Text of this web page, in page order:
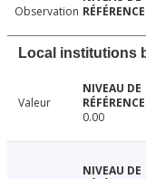
Observation
Local institutions
Valeur
0.00